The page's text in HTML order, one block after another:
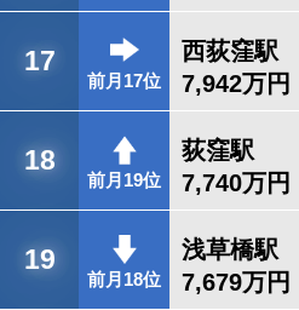
17
前月17位
西荻窪駅
7,942万円
18
前月19位
荻窪駅
7,740万円
19
前月18位
浅草橋駅
7,679万円